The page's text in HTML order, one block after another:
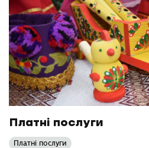
Платні послуги
Платні послуги